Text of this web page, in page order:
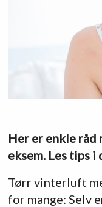
Her er enkle
eksem. Les tips
Tørr vinterluft
for mange: Selv